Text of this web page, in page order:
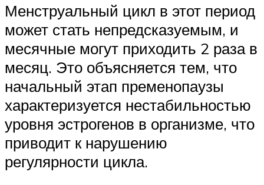
Менструальный цикл в этот период
может стать непредсказуемым, и
месячные могут приходить 2 раза в
месяц. Это объясняется тем, что
начальный этап пременопаузы
характеризуется нестабильностью
уровня эстрогенов в организме, что
приводит к нарушению
регулярности цикла.